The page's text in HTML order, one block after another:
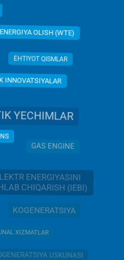
CHP PLANT
OLISH (WTE)
EHTIYOT QISMLAR
INNOVATSIYALAR
YECHIMLAR
GAS ENGINE
ENERGIYASINI
CHIQARISH (IEBI)
KOGENERATSIYA
XIZMATLAR
USKUNASI